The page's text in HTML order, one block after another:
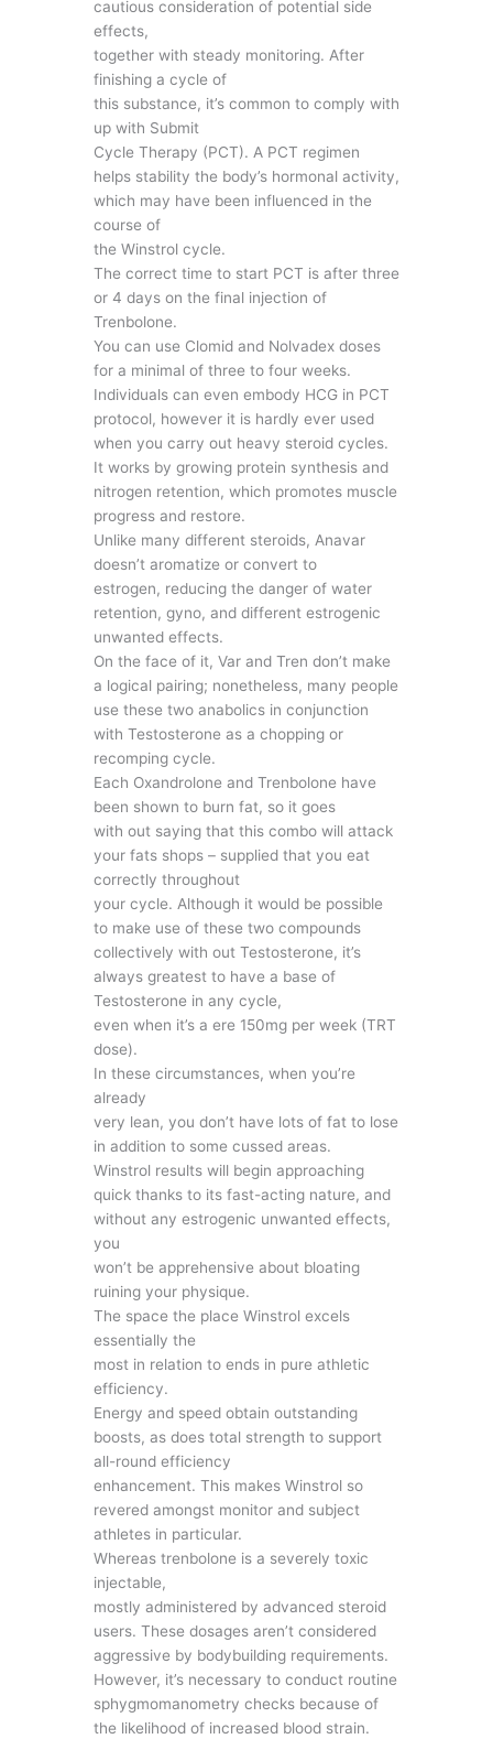
cautious consideration of potential side
effects,
together with steady monitoring. After
finishing a cycle of
this substance, it’s common to comply with
up with Submit
Cycle Therapy (PCT). A PCT regimen
helps stability the body’s hormonal activity,
which may have been influenced in the
course of
the Winstrol cycle.
The correct time to start PCT is after three
or 4 days on the final injection of
Trenbolone.
You can use Clomid and Nolvadex doses
for a minimal of three to four weeks.
Individuals can even embody HCG in PCT
protocol, however it is hardly ever used
when you carry out heavy steroid cycles.
It works by growing protein synthesis and
nitrogen retention, which promotes muscle
progress and restore.
Unlike many different steroids, Anavar
doesn’t aromatize or convert to
estrogen, reducing the danger of water
retention, gyno, and different estrogenic
unwanted effects.
On the face of it, Var and Tren don’t make
a logical pairing; nonetheless, many people
use these two anabolics in conjunction
with Testosterone as a chopping or
recomping cycle.
Each Oxandrolone and Trenbolone have
been shown to burn fat, so it goes
with out saying that this combo will attack
your fats shops – supplied that you eat
correctly throughout
your cycle. Although it would be possible
to make use of these two compounds
collectively with out Testosterone, it’s
always greatest to have a base of
Testosterone in any cycle,
even when it’s a ere 150mg per week (TRT
dose).
In these circumstances, when you’re
already
very lean, you don’t have lots of fat to lose
in addition to some cussed areas.
Winstrol results will begin approaching
quick thanks to its fast-acting nature, and
without any estrogenic unwanted effects,
you
won’t be apprehensive about bloating
ruining your physique.
The space the place Winstrol excels
essentially the
most in relation to ends in pure athletic
efficiency.
Energy and speed obtain outstanding
boosts, as does total strength to support
all-round efficiency
enhancement. This makes Winstrol so
revered amongst monitor and subject
athletes in particular.
Whereas trenbolone is a severely toxic
injectable,
mostly administered by advanced steroid
users. These dosages aren’t considered
aggressive by bodybuilding requirements.
However, it’s necessary to conduct routine
sphygmomanometry checks because of
the likelihood of increased blood strain.